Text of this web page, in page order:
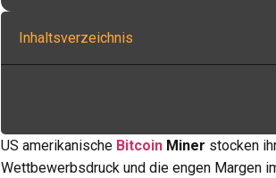
Inhaltsverzeichnis
US amerikanische Bitcoin Miner stocken
Wettbewerbsdruck und die engen Margen